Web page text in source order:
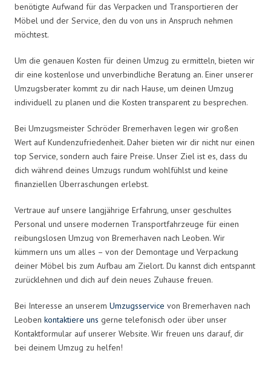
benötigte Aufwand für das Verpacken und Transportieren der
Möbel und der Service, den du von uns in Anspruch nehmen
möchtest.
Um die genauen Kosten für deinen Umzug zu ermitteln, bieten wir
dir eine kostenlose und unverbindliche Beratung an. Einer unserer
Umzugsberater kommt zu dir nach Hause, um deinen Umzug
individuell zu planen und die Kosten transparent zu besprechen.
Bei Umzugsmeister Schröder Bremerhaven legen wir großen
Wert auf Kundenzufriedenheit. Daher bieten wir dir nicht nur einen
top Service, sondern auch faire Preise. Unser Ziel ist es, dass du
dich während deines Umzugs rundum wohlfühlst und keine
finanziellen Überraschungen erlebst.
Vertraue auf unsere langjährige Erfahrung, unser geschultes
Personal und unsere modernen Transportfahrzeuge für einen
reibungslosen Umzug von Bremerhaven nach Leoben. Wir
kümmern uns um alles – von der Demontage und Verpackung
deiner Möbel bis zum Aufbau am Zielort. Du kannst dich entspannt
zurücklehnen und dich auf dein neues Zuhause freuen.
Bei Interesse an unserem Umzugsservice von Bremerhaven nach
Leoben kontaktiere uns gerne telefonisch oder über unser
Kontaktformular auf unserer Website. Wir freuen uns darauf, dir
bei deinem Umzug zu helfen!